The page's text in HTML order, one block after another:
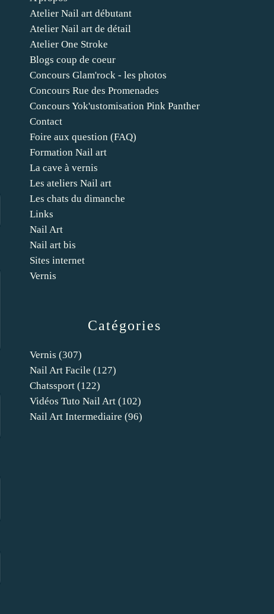
Catégories
Vernis (307)
Nail Art Facile (127)
Chatssport (122)
Vidéos Tuto Nail Art (102)
Nail Art Intermediaire (96)
Atelier Nail art débutant
Atelier Nail art de détail
Atelier One Stroke
Blogs coup de coeur
Concours Glam'rock - les photos
Concours Rue des Promenades
Concours Yok'ustomisation Pink Panther
Contact
Foire aux question (FAQ)
Formation Nail art
La cave à vernis
Les ateliers Nail art
Les chats du dimanche
Links
Nail Art
Nail art bis
Sites internet
Vernis